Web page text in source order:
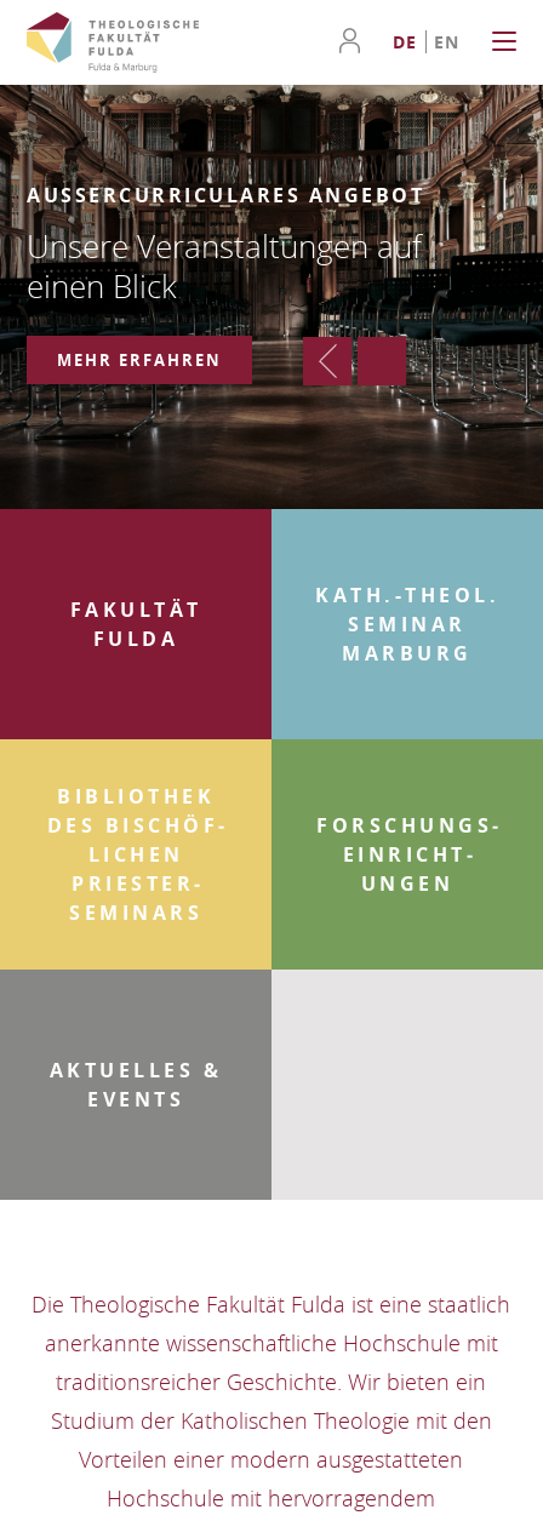
DE EN
AUSSERCURRICULARES ANGEBOT
Unsere Veranstaltungen auf
einen Blick
MEHR ERFAHREN
FAKULTÄT
FULDA
KATH.-THEOL.
SEMINAR
MARBURG
BIBLIOTHEK
DES BISCHÖF­
LICHEN
PRIESTER­
SEMINARS
FOR­SCHUNGS­
EINRICHT­
UNGEN
AKTUELLES &
EVENTS
Die Theologische Fakultät Fulda ist eine staatlich
anerkannte wissenschaftliche Hochschule mit
traditionsreicher Geschichte. Wir bieten ein
Studium der Katholischen Theologie mit den
Vorteilen einer modern ausgestatteten
Hochschule mit hervorragendem